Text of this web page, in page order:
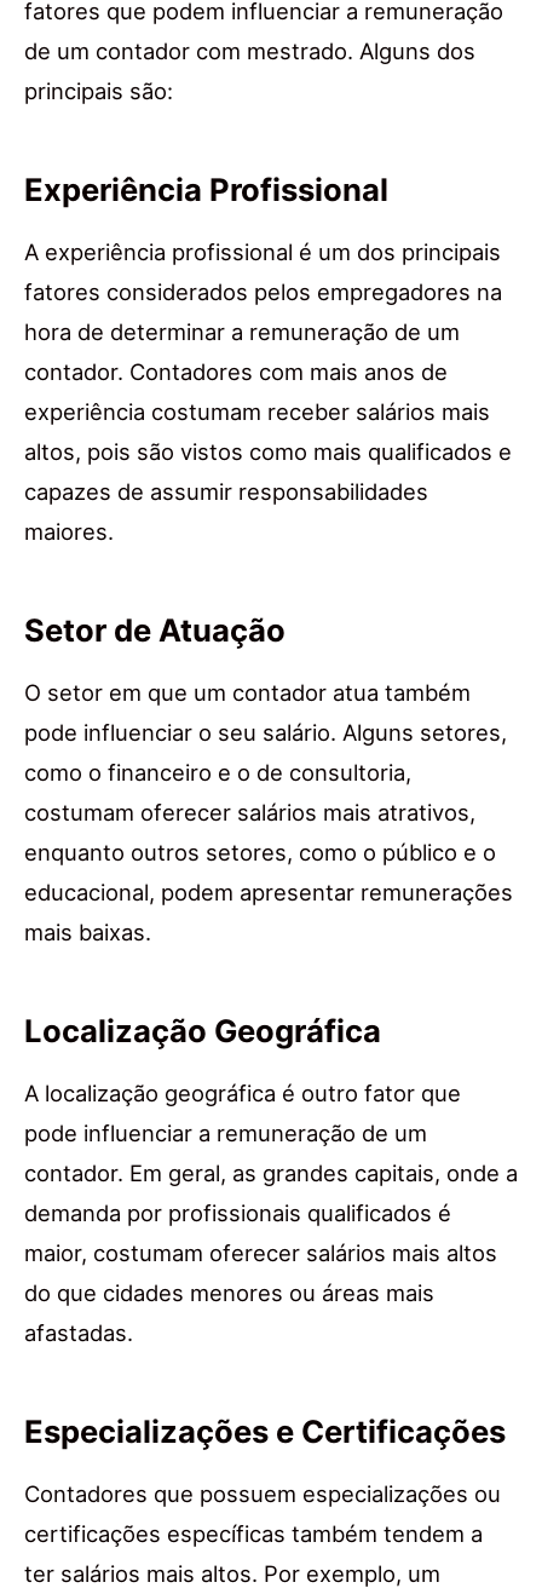
fatores que podem influenciar a remuneração
de um contador com mestrado. Alguns dos
principais são:
Experiência Profissional
A experiência profissional é um dos principais
fatores considerados pelos empregadores na
hora de determinar a remuneração de um
contador. Contadores com mais anos de
experiência costumam receber salários mais
altos, pois são vistos como mais qualificados e
capazes de assumir responsabilidades
maiores.
Setor de Atuação
O setor em que um contador atua também
pode influenciar o seu salário. Alguns setores,
como o financeiro e o de consultoria,
costumam oferecer salários mais atrativos,
enquanto outros setores, como o público e o
educacional, podem apresentar remunerações
mais baixas.
Localização Geográfica
A localização geográfica é outro fator que
pode influenciar a remuneração de um
contador. Em geral, as grandes capitais, onde a
demanda por profissionais qualificados é
maior, costumam oferecer salários mais altos
do que cidades menores ou áreas mais
afastadas.
Especializações e Certificações
Contadores que possuem especializações ou
certificações específicas também tendem a
ter salários mais altos. Por exemplo, um